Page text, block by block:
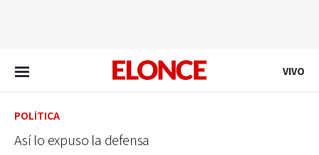
VIVO
POLÍTICA
Así lo expuso la defensa